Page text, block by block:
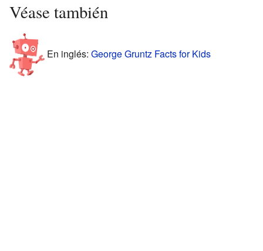
Véase también
En inglés: George Gruntz Facts for Kids